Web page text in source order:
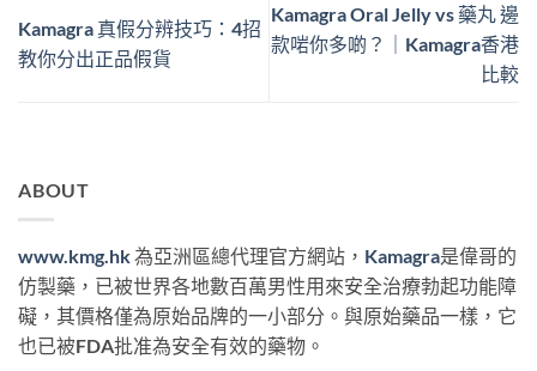
Kamagra 真假分辨技巧：4招
教你分出正品假貨
Kamagra Oral Jelly vs 藥丸 邊
款啱你多啲？｜Kamagra香港
比較
ABOUT
www.kmg.hk為亞洲區總代理官方網站， Kamagra是偉哥的
仿製藥，已被世界各地數百萬男性用來安全治療勃起功能障
礙，其價格僅為原始品牌的一小部分。與原始藥品一樣，它
也已被FDA批准為安全有效的藥物。